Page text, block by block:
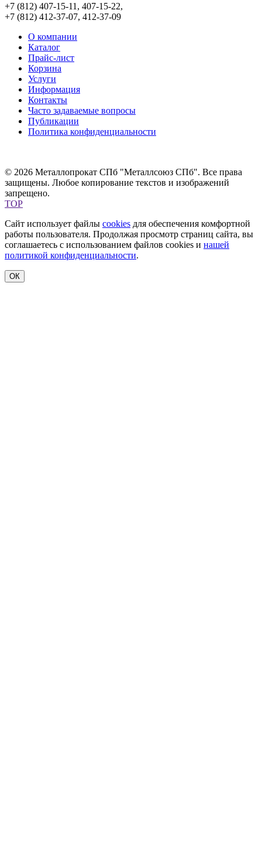
+7 (812) 407-15-11, 407-15-22,
+7 (812) 412-37-07, 412-37-09
О компании
Каталог
Прайс-лист
Корзина
Услуги
Информация
Контакты
Часто задаваемые вопросы
Публикации
Политика конфиденциальности
© 2026 Металлопрокат СПб "Металлсоюз СПб". Все права
защищены. Любое копирование текстов и изображений
запрещено.
TOP
Сайт использует файлы cookies для обеспечения комфортной
работы пользователя. Продолжая просмотр страниц сайта, вы
соглашаетесь с использованием файлов cookies и нашей
политикой конфиденциальности.
ОК